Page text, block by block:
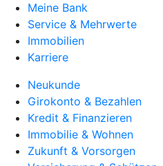
Meine Bank
Service & Mehrwerte
Immobilien
Karriere
Neukunde
Girokonto & Bezahlen
Kredit & Finanzieren
Immobilie & Wohnen
Zukunft & Vorsorgen